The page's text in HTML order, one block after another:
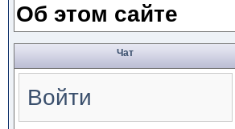
Об этом сайте
Чат
Войти